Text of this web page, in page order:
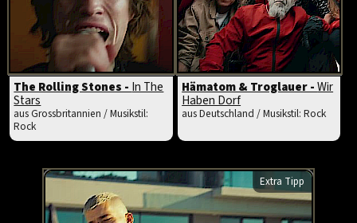
The Rolling Stones - In The
Stars
aus Grossbritannien / Musikstil:
Rock
Hämatom & Troglauer -Wir
Haben Dorf
aus Deutschland / Musikstil: Rock
Extra Tipp